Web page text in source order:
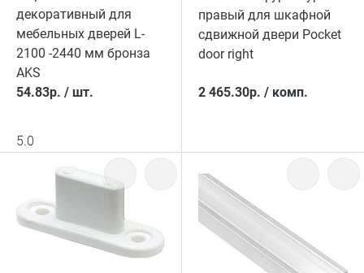
декоративный для
мебельных дверей L-
2100 -2440 мм бронза
AKS
54.83р. / шт.
5.0
правый для шкафной
сдвижной двери Pocket
door right
2 465.30р. / комп.